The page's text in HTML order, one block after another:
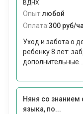
ВДНХ
Опыт:любой
Оплата:300 руб/
Уход и забота о
ребёнку 8 лет:
дополнительные...
Няня со знанием
языка, по...